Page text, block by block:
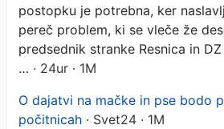
postopku je potrebna, ker
pereč problem, ki se vleče že
predsednik stranke Resnica in
… · 24ur · 1M
O dajatvi na mačke in pse bodo
počitnicah · Svet24 · 1M